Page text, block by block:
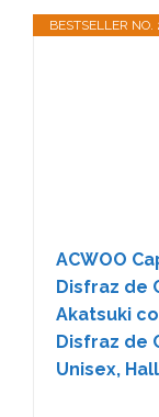
BESTSELLER NO.
ACWOO
Disfraz de
Akatsuki
Disfraz de
Unisex,